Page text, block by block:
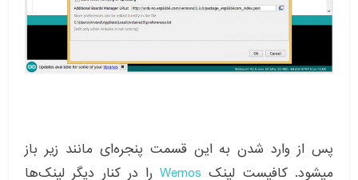
پس از وارد شدن به این قسمت پنجره‌ای مانند زیر باز
میشود. کافیست لینک Wemosرا در کنار دیگر لینک‌ها